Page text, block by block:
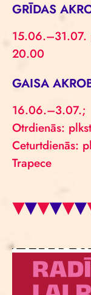
GRĪDAS
15.06.–31.07.
20.00
GAISA
Otrdienās:
Ceturtdienās:
Trapece